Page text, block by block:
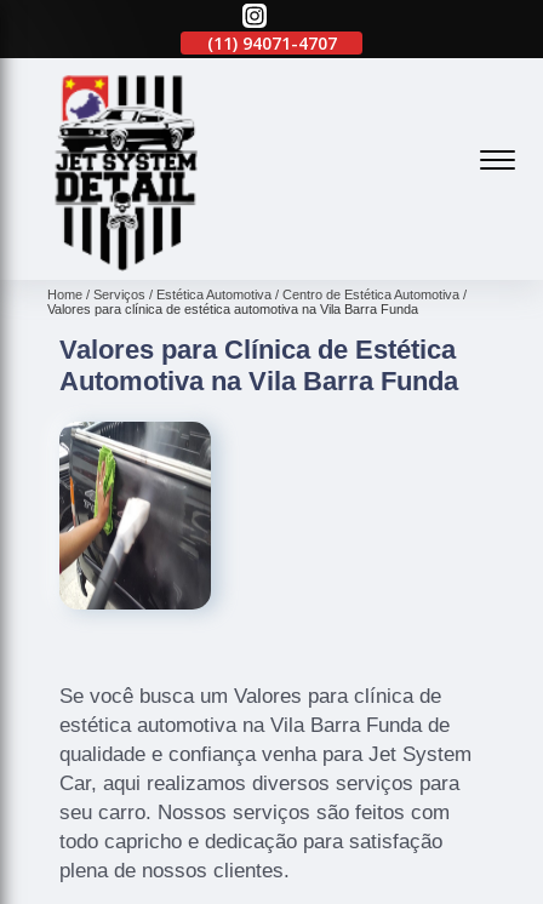
(11) 94071-4707 (11)
Home Serviços Estética Automotiva
Centro de Estética Automotiva
Valores para clínica de estética automotiva na Vila Barra Funda
Valores para Clínica de Estética
Automotiva na Vila Barra Funda
Se você busca um Valores para clínica de
estética automotiva na Vila Barra Funda de
qualidade e confiança venha para Jet System
Car, aqui realizamos diversos serviços para
seu carro. Nossos serviços são feitos com
todo capricho e dedicação para satisfação
plena de nossos clientes.